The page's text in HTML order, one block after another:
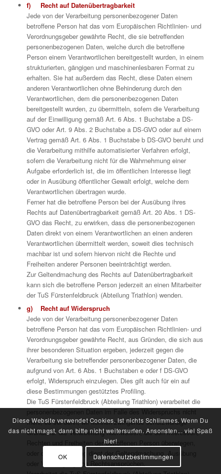
f) Recht auf Datenübertragbarkeit
Jede von der Verarbeitung personenbezogener Daten
betroffene Person hat das vom Europäischen Richtlinien- und
Verordnungsgeber gewährte Recht, die sie betreffenden
personenbezogenen Daten, welche durch die betroffene
Person einem Verantwortlichen bereitgestellt wurden, in einem
strukturierten, gängigen und maschinenlesbaren Format zu
erhalten. Sie hat außerdem das Recht, diese Daten einem
anderen Verantwortlichen ohne Behinderung durch den
Verantwortlichen, dem die personenbezogenen Daten
bereitgestellt wurden, zu übermitteln, sofern die Verarbeitung
auf der Einwilligung gemäß Art. 6 Abs. 1 Buchstabe a DS-
GVO oder Art. 9 Abs. 2 Buchstabe a DS-GVO oder auf einem
Vertrag gemäß Art. 6 Abs. 1 Buchstabe b DS-GVO beruht und
die Verarbeitung mithilfe automatisierter Verfahren erfolgt,
sofern die Verarbeitung nicht für die Wahrnehmung einer
Aufgabe erforderlich ist, die im öffentlichen Interesse liegt
oder in Ausübung öffentlicher Gewalt erfolgt, welche dem
Verantwortlichen übertragen wurde.
Ferner hat die betroffene Person bei der Ausübung ihres
Rechts auf Datenübertragbarkeit gemäß Art. 20 Abs. 1 DS-
GVO das Recht, zu erwirken, dass die personenbezogenen
Daten direkt von einem Verantwortlichen an einen anderen
Verantwortlichen übermittelt werden, soweit dies technisch
machbar ist und sofern hiervon nicht die Rechte und
Freiheiten anderer Personen beeinträchtigt werden.
Zur Geltendmachung des Rechts auf Datenübertragbarkeit
kann sich die betroffene Person jederzeit an einen Mitarbeiter
der TuS Fürstenfeldbruck (Abteilung Triathlon) wenden.
g) Recht auf Widerspruch
Jede von der Verarbeitung personenbezogener Daten
betroffene Person hat das vom Europäischen Richtlinien- und
Verordnungsgeber gewährte Recht, aus Gründen, die sich aus
ihrer besonderen Situation ergeben, jederzeit gegen die
Verarbeitung sie betreffender personenbezogener Daten, die
aufgrund von Art. 6 Abs. 1 Buchstaben e oder f DS-GVO
erfolgt, Widerspruch einzulegen. Dies gilt auch für ein auf
diese Bestimmungen gestütztes Profiling.
Die TuS Fürstenfeldbruck (Abteilung Triathlon) verarbeitet die
mehr, es sei denn, wir können zwingende schutzwürdige
Gründe für die Verarbeitung nachweisen, die den Interessen,
Rechten und Freiheiten der betroffenen Person überwiegen,
oder die Verarbeitung dient der Geltendmachung, Ausübung
oder Verteidigung von Rechtsansprüchen.
Diese Website verwendet Cookies. Ist nichts Schlimmes. Wenn Du
das nicht magst, dann bitte nicht weitersurfen. Ansonsten... viel Spaß
hier!
OK
Datenschutzbestimmungen